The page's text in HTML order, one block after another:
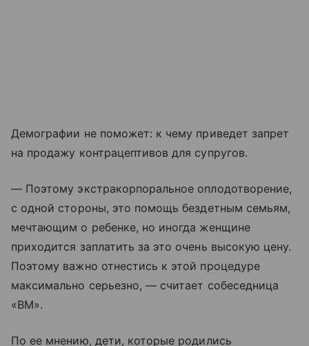
Демографии не поможет: к чему приведет запрет
на продажу контрацептивов для супругов.
— Поэтому экстракорпоральное оплодотворение,
с одной стороны, это помощь бездетным семьям,
мечтающим о ребенке, но иногда женщине
приходится заплатить за это очень высокую цену.
Поэтому важно отнестись к этой процедуре
максимально серьезно, — считает собеседница
«ВМ».
По ее мнению, дети, которые родились